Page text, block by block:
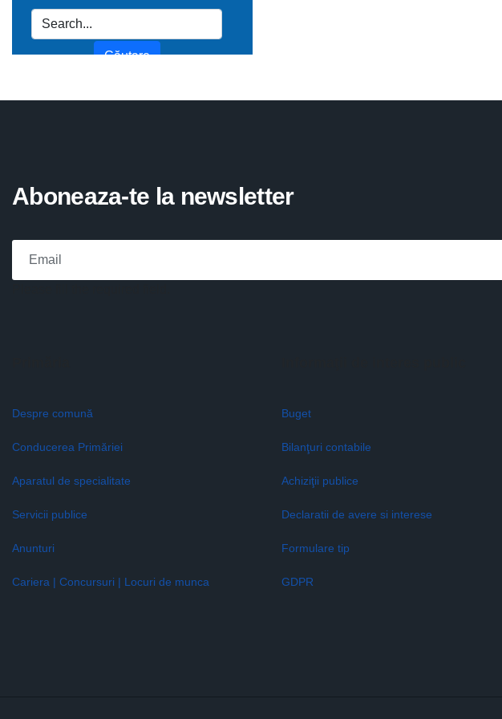
Aboneaza-te la newsletter
Despre comună
Conducerea Primăriei
Aparatul de specialitate
Servicii publice
Anunturi
Cariera | Concursuri | Locuri de munca
Buget
Bilanţuri contabile
Achiziţii publice
Declaratii de avere si interese
Formulare tip
GDPR